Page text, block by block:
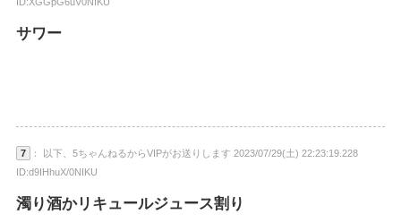
サワー
7
： 以下、5ちゃんねるからVIPがお送りします 2023/07/29(土) 22:23:19.228
ID:d9IHhuX/0NIKU
濁り酒かリキュールジュース割り